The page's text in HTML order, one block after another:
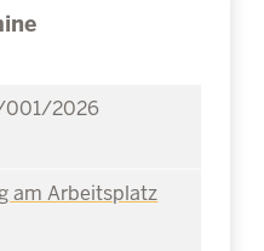
001/2026
am Arbeitsplatz